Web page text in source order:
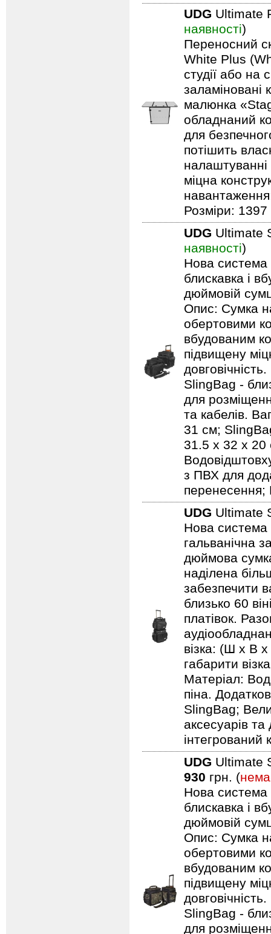
UDG Ultimate
наявності)
Переносний
White Plus
студії або на
заламіновані
малюнка
обладнаний
для
потішить
міцна
Розміри:
UDG Ultimate
наявності)
Нова система
блискавка і
дюймовій
Опис: Сумка
обертовими
вбудованим
підвищену
SlingBag -
для
та кабелів.
31 см;
31.5 x 32 x 20
з ПВХ для
перенесення;
UDG Ultimate
Нова система
гальванічна
дюймова
наділена
забезпечити
близько 60
платівок.
візка: (Ш х В
габарити
Матеріал:
піна.
SlingBag;
аксесуарів та
інтегрований
UDG Ultimate
930 грн. (
Нова система
блискавка і
дюймовій
Опис: Сумка
обертовими
вбудованим
підвищену
SlingBag -
для